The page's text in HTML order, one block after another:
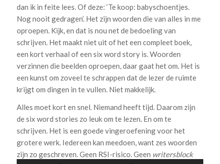
dan ik in feite lees. Of deze: ‘Te koop: babyschoentjes.
Nog nooit gedragen’. Het zijn woorden die van alles in me
oproepen. Kijk, en dat is nou net de bedoeling van
schrijven. Het maakt niet uit of het een compleet boek,
een kort verhaal of een six word story is. Woorden
verzinnen die beelden oproepen, daar gaat het om. Het is
een kunst om zoveel te schrappen dat de lezer de ruimte
krijgt om dingen in te vullen. Niet makkelijk.
Alles moet kort en snel. Niemand heeft tijd. Daarom zijn
de six word stories zo leuk om te lezen. En om te
schrijven. Het is een goede vingeroefening voor het
grotere werk. Iedereen kan meedoen, want zes woorden
zijn zo geschreven. Geen RSI-risico. Geen writersblock